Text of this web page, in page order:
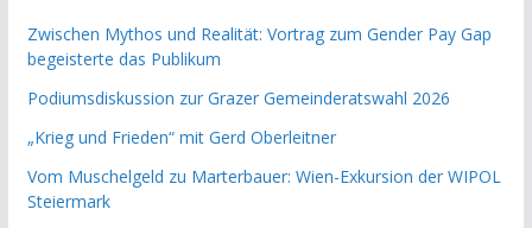
Zwischen Mythos und Realität: Vortrag zum Gender Pay Gap
begeisterte das Publikum
Podiumsdiskussion zur Grazer Gemeinderatswahl 2026
„Krieg und Frieden“ mit Gerd Oberleitner
Vom Muschelgeld zu Marterbauer: Wien-Exkursion der WIPOL
Steiermark